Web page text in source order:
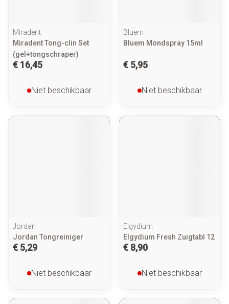
Miradent
Miradent Tong-clin Set
(gel+tongschraper)
€ 16,45
Niet beschikbaar
Bluem
Bluem Mondspray 15ml
€ 5,95
Niet beschikbaar
Jordan
Jordan Tongreiniger
€ 5,29
Niet beschikbaar
Elgydium
Elgydium Fresh Zuigtabl 12
€ 8,90
Niet beschikbaar